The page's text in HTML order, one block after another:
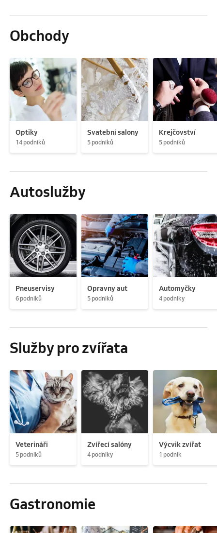
Obchody
Optiky
14 podniků
Svatební salony
5 podniků
Krejčovství
5 podniků
Autoslužby
Pneuservisy
6 podniků
Opravny aut
5 podniků
Automyčky
4 podniky
Služby pro zvířata
Veterináři
5 podniků
Zvířecí salóny
4 podniky
Výcvik zvířat
1 podnik
Gastronomie